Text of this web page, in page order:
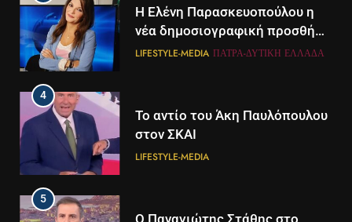
Η Ελένη Παρασκευοπούλου η
νέα δημοσιογραφική προσθήκη
του ΣΚΑΪ στην Πάτρα
LIFESTYLE-MEDIA ΠΆΤΡΑ-ΔΥΤΙΚΉ ΕΛΛΆΔΑ
4
Το αντίο του Άκη Παυλόπουλου
στον ΣΚΑΙ
LIFESTYLE-MEDIA
5
Ο Παναγιώτης Στάθης στο
5